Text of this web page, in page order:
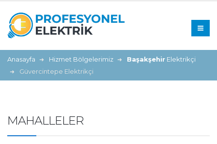
Anasayfa Hizmet Bölgelerimiz Başakşehir Elektrikçi
Güvercintepe Elektrikçi
MAHALLELER